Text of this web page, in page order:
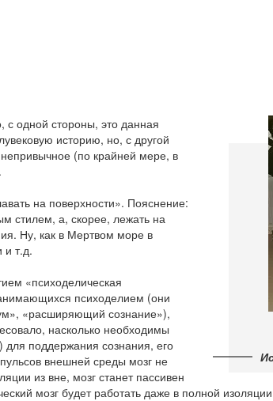
с одной стороны, это данная
историю, но, с другой
(по крайней мере, в
на поверхности». Пояснение:
стилем, а, скорее, лежать на
Ну, как в Мертвом море в
и т.д.
«психоделическая
психоделием (они
«расширяющий сознание»),
насколько необходимы
поддержания сознания, его
внешней среды мозг не
из вне, мозг станет пассивен
мозг будет работать даже в полной